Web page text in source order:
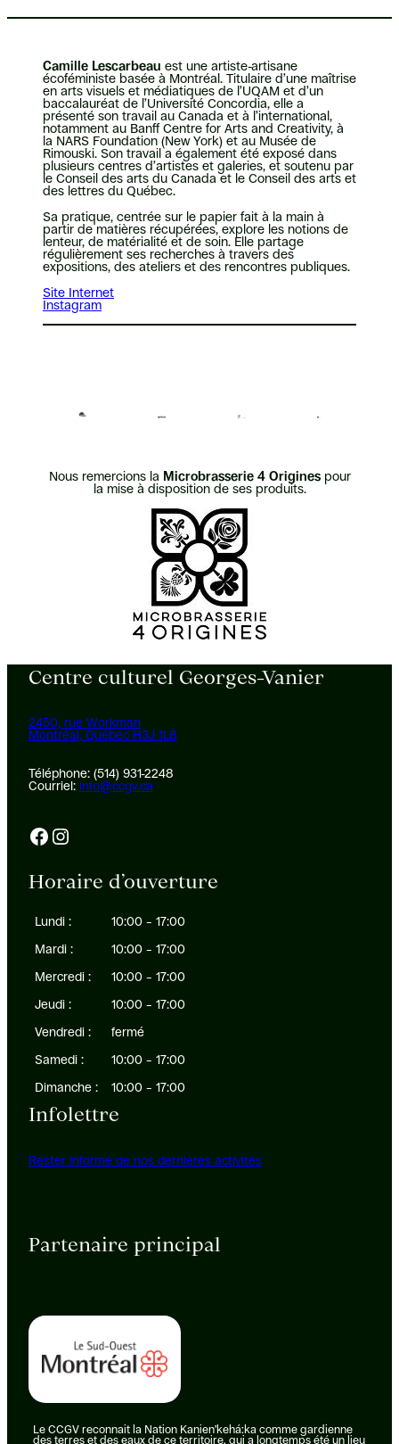
Camille Lescarbeau est une artiste-artisane
écoféministe basée à Montréal. Titulaire d’une maîtrise
en arts visuels et médiatiques de l’UQAM et d’un
baccalauréat de l’Université Concordia, elle a
présenté son travail au Canada et à l’international,
notamment au Banff Centre for Arts and Creativity, à
la NARS Foundation (New York) et au Musée de
Rimouski. Son travail a également été exposé dans
plusieurs centres d’artistes et galeries, et soutenu par
le Conseil des arts du Canada et le Conseil des arts et
des lettres du Québec.
Sa pratique, centrée sur le papier fait à la main à
partir de matières récupérées, explore les notions de
lenteur, de matérialité et de soin. Elle partage
régulièrement ses recherches à travers des
expositions, des ateliers et des rencontres publiques.
Site Internet
Instagram
Nous remercions la Microbrasserie 4 Originespour
la mise à disposition de ses produits.
Centre culturel Georges-Vanier
2450, rue Workman
Montréal, Québec H3J 1L8
Téléphone: (514) 931-2248
Courriel: info@ccgv.ca
Facebook Instagram
Horaire d’ouverture
Lundi :
10:00 – 17:00
Mardi :
10:00 – 17:00
Mercredi :
10:00 – 17:00
Jeudi :
10:00 – 17:00
Vendredi :
fermé
Samedi :
10:00 – 17:00
Dimanche :
10:00 – 17:00
Infolettre
Rester informé de nos dernières activités
Partenaire principal
Le CCGV reconnait la Nation Kanien’kehá:ka comme gardienne
des terres et des eaux de ce territoire, qui a longtemps été un lieu